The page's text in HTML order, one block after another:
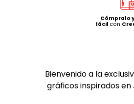
Cómpralo
fácil con
Bienvenido a la
gráficos inspirados en